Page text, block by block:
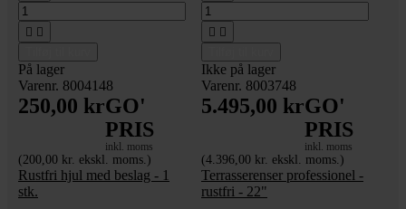
 
På lager
Varenr. 8004148
250,00 krGO'
PRIS
inkl. moms
(200,00 kr. ekskl. moms.)
Rustfri hjul med beslag - 1
stk.
 
Ikke på lager
Varenr. 8003748
5.495,00 krGO'
PRIS
inkl. moms
(4.396,00 kr. ekskl. moms.)
Terrasserenser professionel -
rustfri - 22"